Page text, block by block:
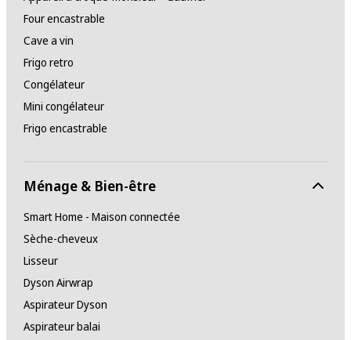
Four encastrable
Cave a vin
Frigo retro
Congélateur
Mini congélateur
Frigo encastrable
Ménage & Bien-être
Smart Home - Maison connectée
Sèche-cheveux
Lisseur
Dyson Airwrap
Aspirateur Dyson
Aspirateur balai